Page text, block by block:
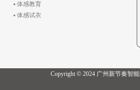
▪ 体感教育
▪ 体感试衣
Copyright © 2024 广州新节奏智